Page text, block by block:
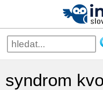
syndrom